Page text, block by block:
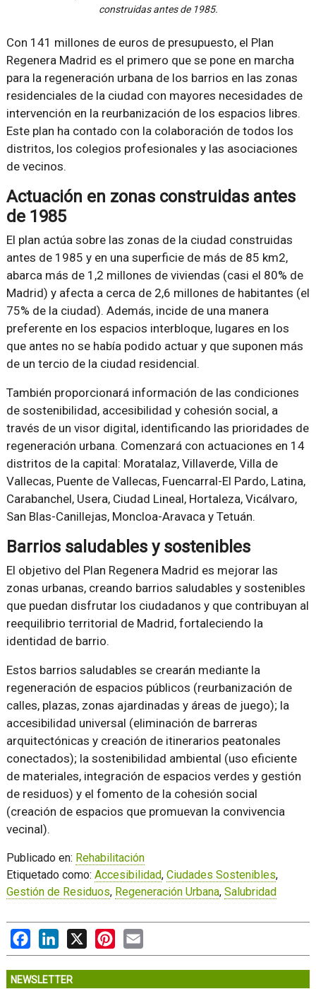
construidas antes de 1985.
Con 141 millones de euros de presupuesto, el Plan
Regenera Madrid es el primero que se pone en marcha
para la regeneración urbana de los barrios en las zonas
residenciales de la ciudad con mayores necesidades de
intervención en la reurbanización de los espacios libres.
Este plan ha contado con la colaboración de todos los
distritos, los colegios profesionales y las asociaciones
de vecinos.
Actuación en zonas construidas antes
de 1985
El plan actúa sobre las zonas de la ciudad construidas
antes de 1985 y en una superficie de más de 85 km2,
abarca más de 1,2 millones de viviendas (casi el 80% de
Madrid) y afecta a cerca de 2,6 millones de habitantes (el
75% de la ciudad). Además, incide de una manera
preferente en los espacios interbloque, lugares en los
que antes no se había podido actuar y que suponen más
de un tercio de la ciudad residencial.
También proporcionará información de las condiciones
de sostenibilidad, accesibilidad y cohesión social, a
través de un visor digital, identificando las prioridades de
regeneración urbana. Comenzará con actuaciones en 14
distritos de la capital: Moratalaz, Villaverde, Villa de
Vallecas, Puente de Vallecas, Fuencarral-El Pardo, Latina,
Carabanchel, Usera, Ciudad Lineal, Hortaleza, Vicálvaro,
San Blas-Canillejas, Moncloa-Aravaca y Tetuán.
Barrios saludables y sostenibles
El objetivo del Plan Regenera Madrid es mejorar las
zonas urbanas, creando barrios saludables y sostenibles
que puedan disfrutar los ciudadanos y que contribuyan al
reequilibrio territorial de Madrid, fortaleciendo la
identidad de barrio.
Estos barrios saludables se crearán mediante la
regeneración de espacios públicos (reurbanización de
calles, plazas, zonas ajardinadas y áreas de juego); la
accesibilidad universal (eliminación de barreras
arquitectónicas y creación de itinerarios peatonales
conectados); la sostenibilidad ambiental (uso eficiente
de materiales, integración de espacios verdes y gestión
de residuos) y el fomento de la cohesión social
(creación de espacios que promuevan la convivencia
vecinal).
Publicado en: Rehabilitación
Etiquetado como: Accesibilidad, Ciudades Sostenibles,
Gestión de Residuos, Regeneración Urbana, Salubridad
FacebookLinkedIn Pinterest
NEWSLETTER